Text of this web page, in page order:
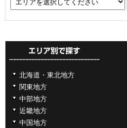
北海道・東北地方
関東地方
中部地方
近畿地方
中国地方